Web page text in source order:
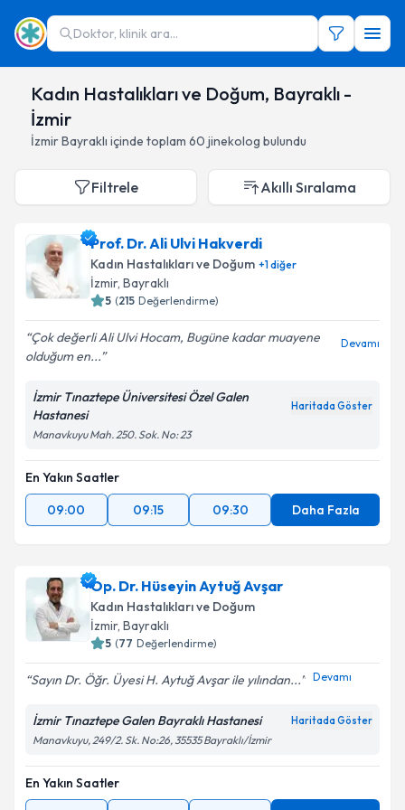
Doktor, klinik ara...
Kadın Hastalıkları ve Doğum, Bayraklı -
İzmir
İzmirBayraklı içinde toplam 60 jinekolog bulundu
Filtrele Akıllı Sıralama
Prof. Dr. Ali Ulvi Hakverdi
Kadın Hastalıkları ve Doğum +1diğer
İzmir, Bayraklı
5 (215 Değerlendirme)
Çok değerli Ali Ulvi Hocam, Bugüne kadar muayene
olduğum en...
Devamı
İzmir Tınaztepe Üniversitesi Özel Galen
Hastanesi
Haritada Göster
Manavkuyu Mah. 250. Sok. No: 23
En Yakın Saatler
09:00
09:15 09:30 Daha Fazla
Op. Dr. Hüseyin Aytuğ Avşar
Kadın Hastalıkları ve Doğum
İzmir, Bayraklı
5 (77 Değerlendirme)
Sayın Dr. Öğr. Üyesi H. Aytuğ Avşar ile yılından... Devamı
İzmir Tınaztepe Galen Bayraklı Hastanesi Haritada Göster
Manavkuyu, 249/2. Sk. No:26, 35535 Bayraklı/İzmir
En Yakın Saatler